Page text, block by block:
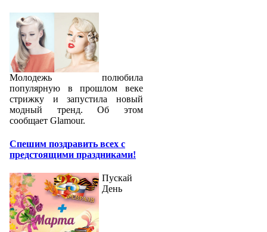
Молодежь полюбила
популярную в прошлом веке
стрижку и запустила новый
модный тренд. Об этом
сообщает Glamour.
Спешим поздравить всех с
предстоящими праздниками!
Пускай
День